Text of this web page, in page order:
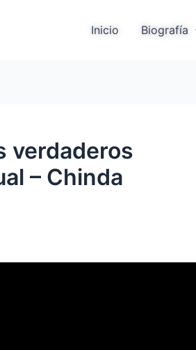
Inicio Biografía
verdaderos
– Chinda